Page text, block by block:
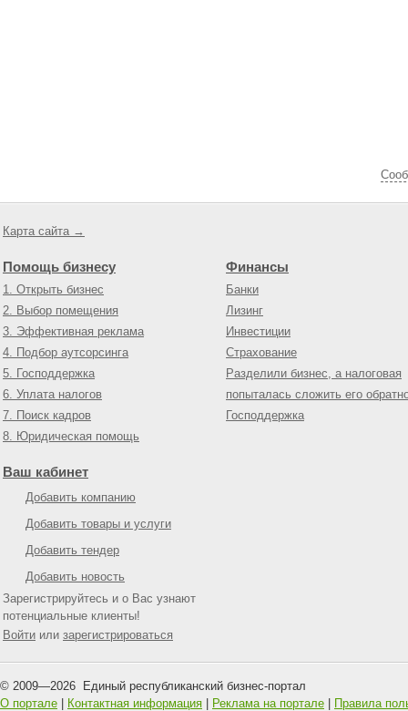
Карта сайта →
Помощь бизнесу
1. Открыть бизнес
2. Выбор помещения
3. Эффективная реклама
4. Подбор аутсорсинга
5. Господдержка
6. Уплата налогов
7. Поиск кадров
8. Юридическая помощь
Финансы
Банки
Лизинг
Инвестиции
Страхование
Разделили бизнес, а налоговая
попыталась сложить его
Господдержка
Ваш кабинет
Добавить компанию
Добавить товары и услуги
Добавить тендер
Добавить новость
Зарегистрируйтесь и о Вас узнают
потенциальные клиенты!
Войти или зарегистрироваться
© 2009—2026 Единый республиканский бизнес-портал
О портале
Контактная информация Реклама на портале Правила